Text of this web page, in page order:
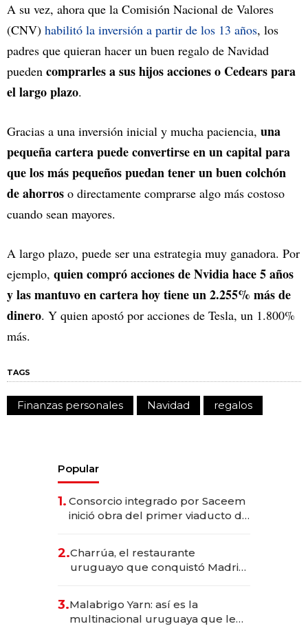
A su vez, ahora que la Comisión Nacional de Valores
(CNV) habilitó la inversión a partir de los 13 años, los
padres que quieran hacer un buen regalo de Navidad
pueden comprarles a sus hijos acciones o Cedears para
el largo plazo.
Gracias a una inversión inicial y mucha paciencia, una
pequeña cartera puede convertirse en un capital para
que los más pequeños puedan tener un buen colchón
de ahorros o directamente comprarse algo más costoso
cuando sean mayores.
A largo plazo, puede ser una estrategia muy ganadora. Por
ejemplo, quien compró acciones de Nvidia hace 5 años
y las mantuvo en cartera hoy tiene un 2.255% más de
dinero. Y quien apostó por acciones de Tesla, un 1.800%
más.
TAGS
Finanzas personales Navidad regalos
Popular
1. Consorcio integrado por Saceem
inició obra del primer viaducto de
millones
2.Charrúa, el restaurante
uruguayo que conquistó Madrid:
anticipación y prepara apertura
3.Malabrigo Yarn: así es la
multinacional uruguaya que le